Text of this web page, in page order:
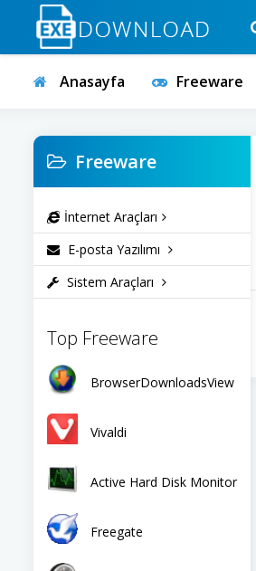
Anasayfa Freeware
Freeware
İnternet Araçları
E-posta Yazılımı
Sistem Araçları
Top Freeware
BrowserDownloadsView
Vivaldi
Active Hard Disk Monitor
Freegate